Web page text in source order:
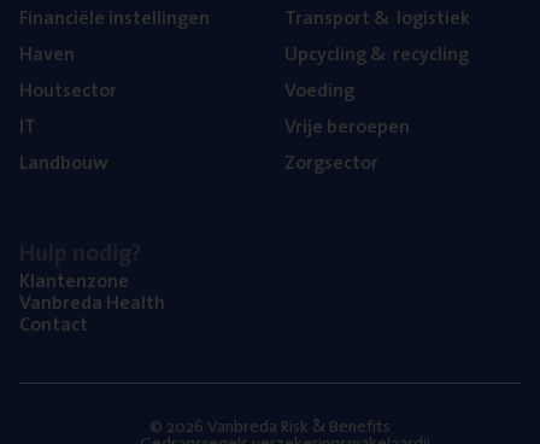
Finan­ci­ë­le instellingen
Haven
Hout­sec­tor
IT
Land­bouw
Trans­port& logistiek
Upcy­cling& recycling
Voe­ding
Vrije beroe­pen
Zorg­sec­tor
Klan­ten­zo­ne
Van­b­re­da Health
Con­tact
© 2026 Vanbreda Risk & Benefits